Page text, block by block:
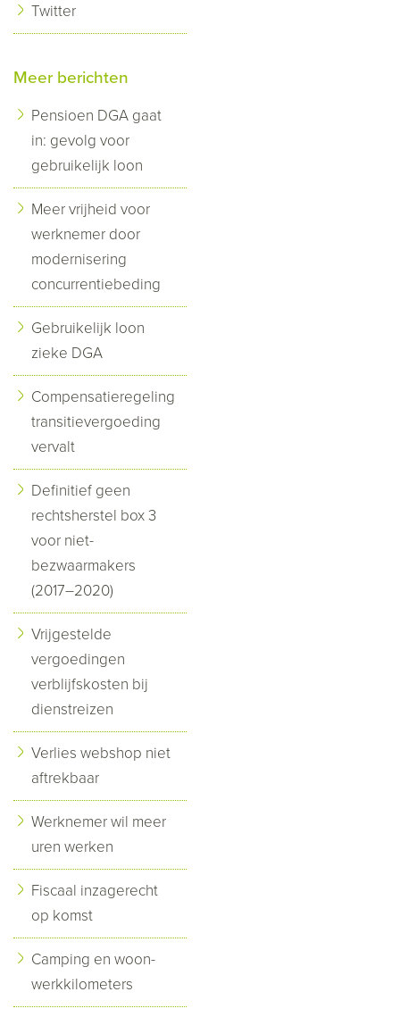
Twitter
Meer berichten
Pensioen DGA gaat
in: gevolg voor
gebruikelijk loon
Meer vrijheid voor
werknemer door
modernisering
concurrentiebeding
Gebruikelijk loon
zieke DGA
Compensatieregeling
transitievergoeding
vervalt
Definitief geen
rechtsherstel box 3
voor niet-
bezwaarmakers
(2017–2020)
Vrijgestelde
vergoedingen
verblijfskosten bij
dienstreizen
Verlies webshop niet
aftrekbaar
Werknemer wil meer
uren werken
Fiscaal inzagerecht
op komst
Camping en woon-
werkkilometers